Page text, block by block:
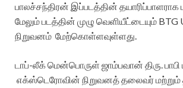
பாலச்சந்திரன் இப்படத்தின் தயாரிப்பாளராக
மேலும் படத்தின் முழு வெளியீட்டையும் BTG
நிறுவனம் மேற்கொள்ளவுள்ளது.
டாப்-லீக் மென்பொருள் ஜாம்பவான் திரு. பாபி
எக்ஸ்டெரோவின் நிறுவனத் தலைவர்